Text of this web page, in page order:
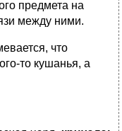
предмета на
между ними.
что
то кушанья, а